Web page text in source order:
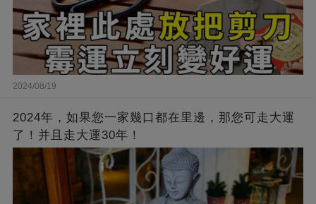
2024/08/19
2024年，如果您一家幾口都在里邊，那您可走大運
了！并且走大運30年！